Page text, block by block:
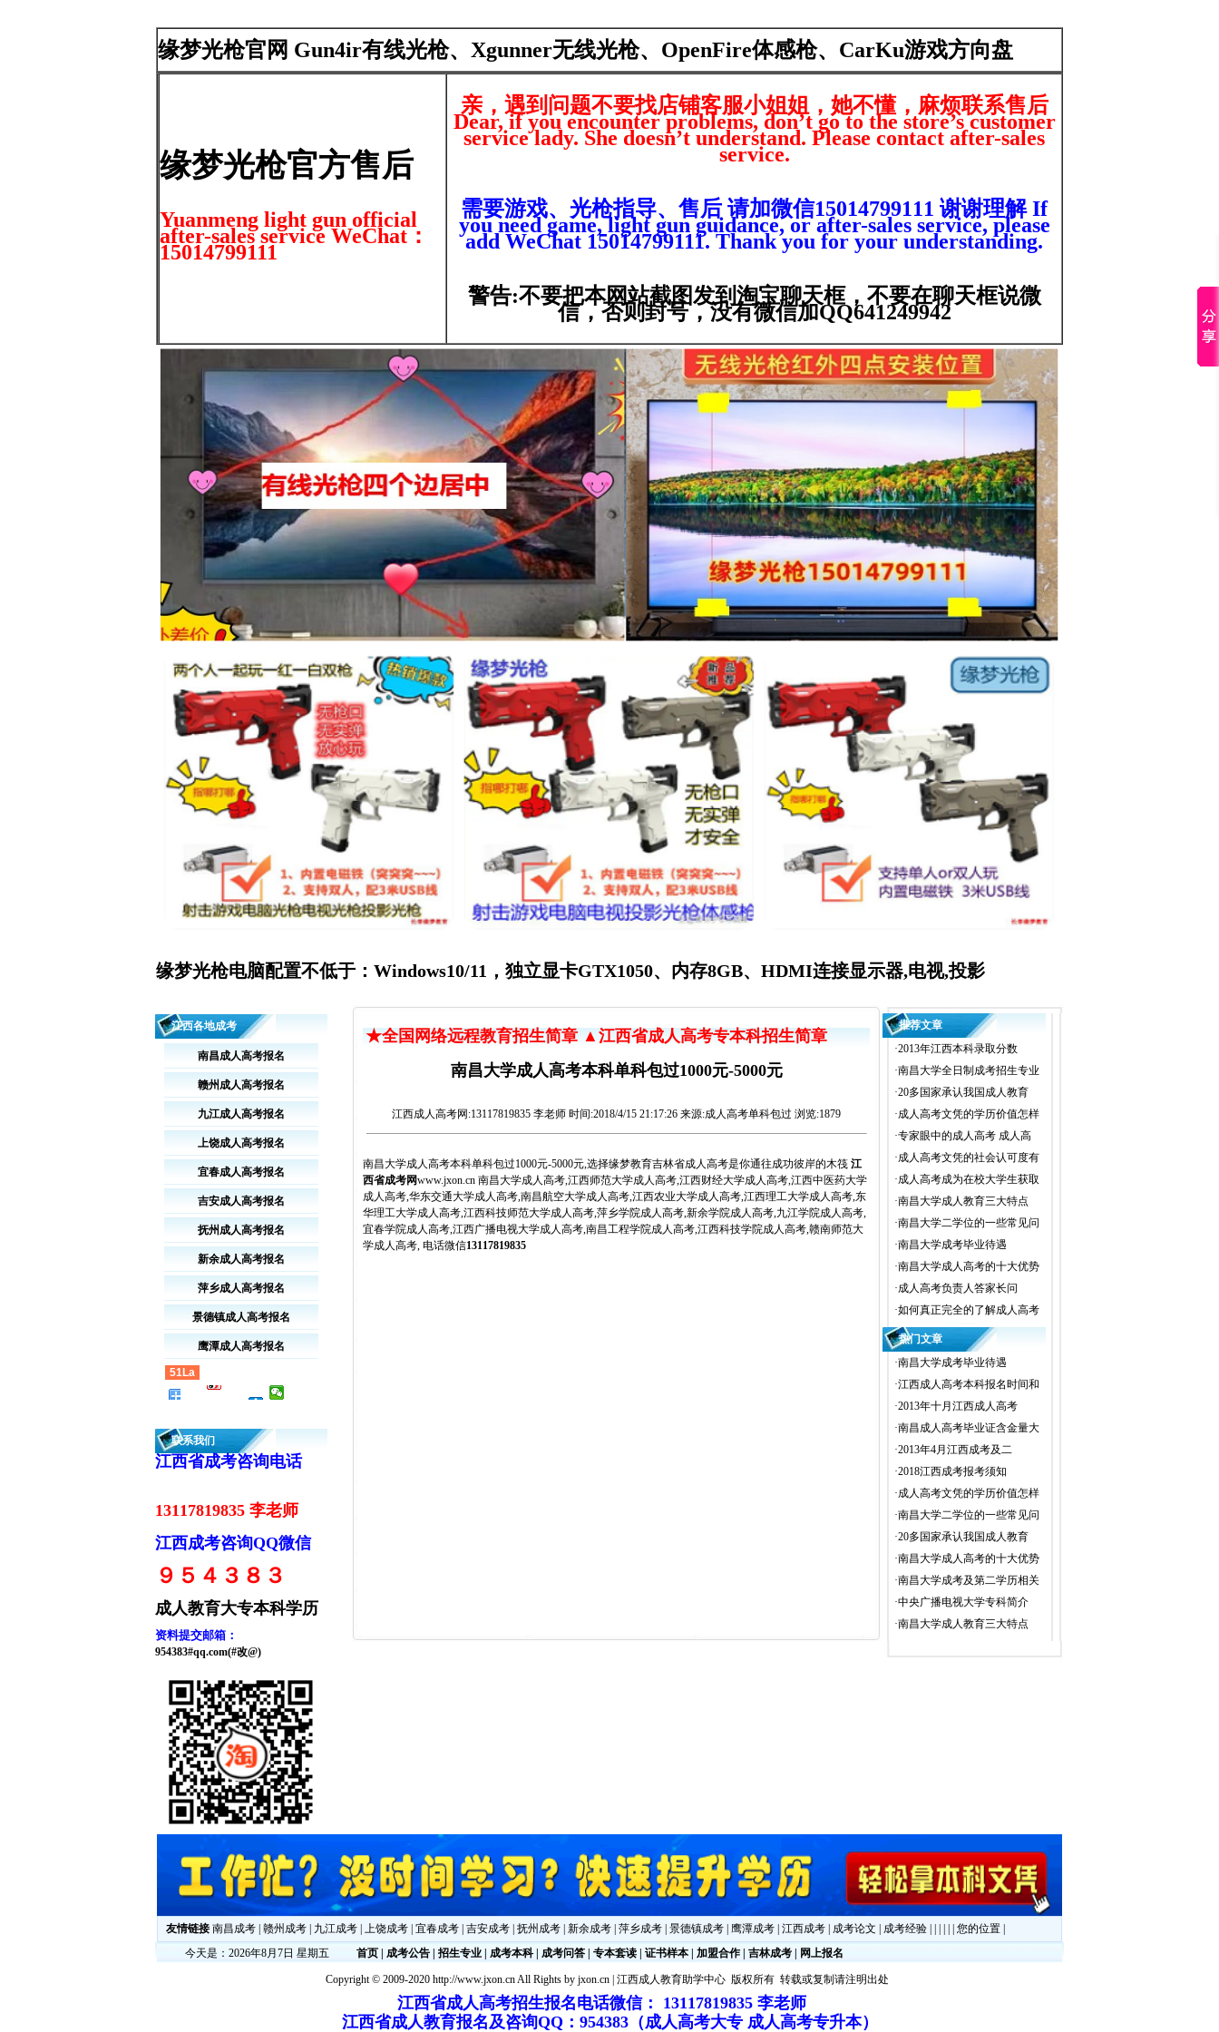
缘梦光枪官网 Gun4ir有线光枪、Xgunner无线光枪、OpenFire体感枪、CarKu游戏方向盘
缘梦光枪官方售后
Yuanmeng light gun official
after-sales service WeChat：
15014799111
亲，遇到问题不要找店铺客服小姐姐，她不懂，麻烦联系售后
Dear, if you encounter problems, don’t go to the store’s customer
service lady. She doesn’t understand. Please contact after-sales
service.
需要游戏、光枪指导、售后 请加微信15014799111 谢谢理解 If
you need game, light gun guidance, or after-sales service, please
add WeChat 15014799111. Thank you for your understanding.
警告:不要把本网站截图发到淘宝聊天框，不要在聊天框说微
信，否则封号，没有微信加QQ641249942
缘梦光枪电脑配置不低于：Windows10/11，独立显卡GTX1050、内存8GB、HDMI连接显示器,电视,投影
江西各地成考
南昌成人高考报名
赣州成人高考报名
九江成人高考报名
上饶成人高考报名
宜春成人高考报名
吉安成人高考报名
抚州成人高考报名
新余成人高考报名
萍乡成人高考报名
景德镇成人高考报名
鹰潭成人高考报名
51La
联系我们
江西省成考咨询电话
13117819835 李老师
江西成考咨询QQ微信
９５４３８３
成人教育大专本科学历
资料提交邮箱：
954383#qq.com(#改@)
★全国网络远程教育招生简章 ▲江西省成人高考专本科招生简章
南昌大学成人高考本科单科包过1000元-5000元
江西成人高考网 :13117819835 李老师 时间:2018/4/15 21:17:26 来源:成人高考单科包过 浏览:1879
南昌大学成人高考本科单科包过1000元-5000元,选择缘梦教育吉林省成人高考是你通往成功彼岸的木筏 江
西省成考网www.jxon.cn 南昌大学成人高考,江西师范大学成人高考,江西财经大学成人高考,江西中医药大学
成人高考,华东交通大学成人高考,南昌航空大学成人高考,江西农业大学成人高考,江西理工大学成人高考,东
华理工大学成人高考,江西科技师范大学成人高考,萍乡学院成人高考,新余学院成人高考,九江学院成人高考,
宜春学院成人高考,江西广播电视大学成人高考,南昌工程学院成人高考,江西科技学院成人高考,赣南师范大
学成人高考, 电话微信13117819835
推荐文章
·2013年江西本科录取分数
·南昌大学全日制成考招生专业
·20多国家承认我国成人教育
·成人高考文凭的学历价值怎样
·专家眼中的成人高考 成人高
·成人高考文凭的社会认可度有
·成人高考成为在校大学生获取
·南昌大学成人教育三大特点
·南昌大学二学位的一些常见问
·南昌大学成考毕业待遇
·南昌大学成人高考的十大优势
·成人高考负责人答家长问
·如何真正完全的了解成人高考
热门文章
·南昌大学成考毕业待遇
·江西成人高考本科报名时间和
·2013年十月江西成人高考
·南昌成人高考毕业证含金量大
·2013年4月江西成考及二
·2018江西成考报考须知
·成人高考文凭的学历价值怎样
·南昌大学二学位的一些常见问
·20多国家承认我国成人教育
·南昌大学成人高考的十大优势
·南昌大学成考及第二学历相关
·中央广播电视大学专科简介
·南昌大学成人教育三大特点
友情链接 南昌成考 赣州成考 九江成考 上饶成考 宜春成考 吉安成考 抚州成考 新余成考 萍乡成考 景德镇成考 鹰潭成考 江西成考 成考论文 成考经验 您的位置
今天是：2026年8月7日 星期五
首页 成考公告 招生专业 成考本科| 成考问答 专本套读 证书样本| 加盟合作 吉林成考 网上报名
Copyright © 2009-2020 http://www.jxon.cn All Rights by jxon.cn| 江西成人教育助学中心版权所有 转载或复制请注明出处
江西省成人高考招生报名电话微信： 13117819835 李老师
江西省成人教育报名及咨询QQ：954383（成人高考大专 成人高考专升本）